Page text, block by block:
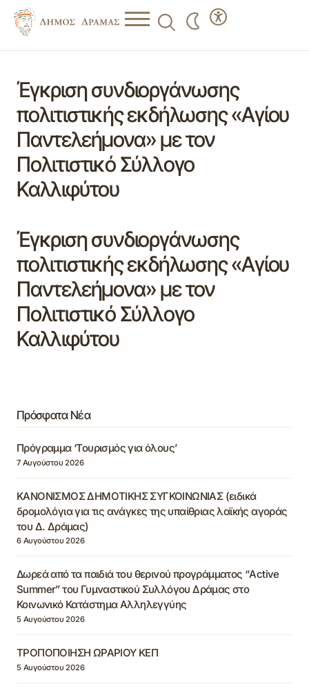
Έγκριση συνδιοργάνωσης
πολιτιστικής εκδήλωσης «Αγίου
Παντελεήμονα» με τον
Πολιτιστικό Σύλλογο
Καλλιφύτου
Έγκριση συνδιοργάνωσης
πολιτιστικής εκδήλωσης «Αγίου
Παντελεήμονα» με τον
Πολιτιστικό Σύλλογο
Καλλιφύτου
Πρόσφατα Νέα
Πρόγραμμα ‘Τουρισμός για όλους’
7 Αυγούστου 2026
ΚΑΝΟΝΙΣΜΟΣ ΔΗΜΟΤΙΚΗΣ ΣΥΓΚΟΙΝΩΝΙΑΣ (ειδικά
δρομολόγια για τις ανάγκες της υπαίθριας λαϊκής αγοράς
του Δ. Δράμας)
6 Αυγούστου 2026
Δωρεά από τα παιδιά του θερινού προγράμματος “Active
Summer” του Γυμναστικού Συλλόγου Δράμας στο
Κοινωνικό Κατάστημα Αλληλεγγύης
5 Αυγούστου 2026
ΤΡΟΠΟΠΟΙΗΣΗ ΩΡΑΡΙΟΥ ΚΕΠ
5 Αυγούστου 2026